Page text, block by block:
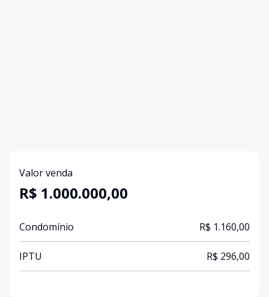
Valor venda
R$ 1.000.000,00
Condomínio R$ 1.160,00
IPTU R$ 296,00